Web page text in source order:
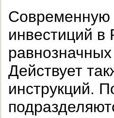
Современную
инвестиций в
Действует
инструкций.